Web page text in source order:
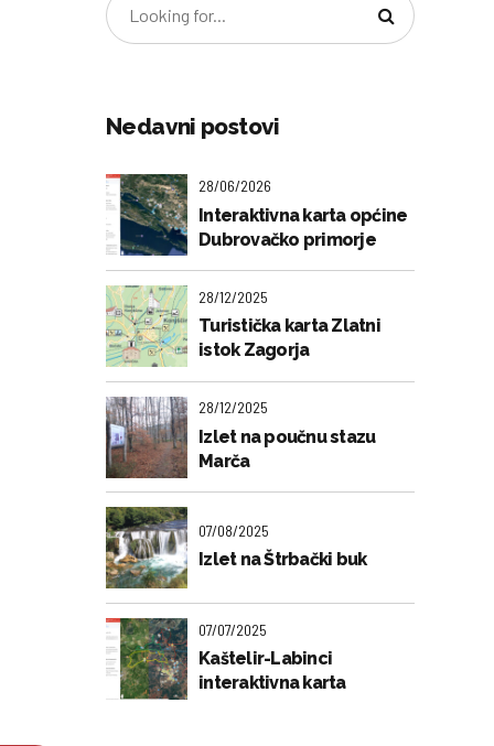
Nedavni postovi
28/06/2026
Interaktivna karta općine
Dubrovačko primorje
28/12/2025
Turistička karta Zlatni
istok Zagorja
28/12/2025
Izlet na poučnu stazu
Marča
07/08/2025
Izlet na Štrbački buk
07/07/2025
Kaštelir-Labinci
interaktivna karta